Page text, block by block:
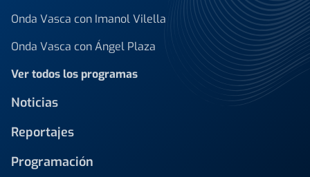
Onda Vasca con Imanol Vilella
Onda Vasca con Ángel Plaza
Ver todos los programas
Noticias
Reportajes
Programación